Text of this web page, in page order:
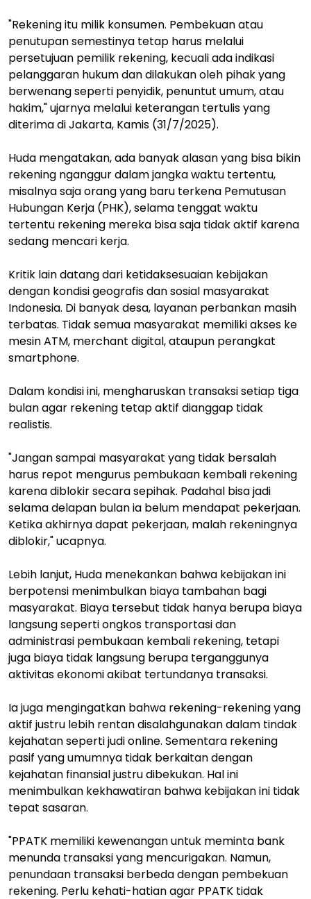
"Rekening itu milik konsumen. Pembekuan atau
penutupan semestinya tetap harus melalui
persetujuan pemilik rekening, kecuali ada indikasi
pelanggaran hukum dan dilakukan oleh pihak yang
berwenang seperti penyidik, penuntut umum, atau
hakim," ujarnya melalui keterangan tertulis yang
diterima di Jakarta, Kamis (31/7/2025).
Huda mengatakan, ada banyak alasan yang bisa bikin
rekening nganggur dalam jangka waktu tertentu,
misalnya saja orang yang baru terkena Pemutusan
Hubungan Kerja (PHK), selama tenggat waktu
tertentu rekening mereka bisa saja tidak aktif karena
sedang mencari kerja.
Kritik lain datang dari ketidaksesuaian kebijakan
dengan kondisi geografis dan sosial masyarakat
Indonesia. Di banyak desa, layanan perbankan masih
terbatas. Tidak semua masyarakat memiliki akses ke
mesin ATM, merchant digital, ataupun perangkat
smartphone.
Dalam kondisi ini, mengharuskan transaksi setiap tiga
bulan agar rekening tetap aktif dianggap tidak
realistis.
"Jangan sampai masyarakat yang tidak bersalah
harus repot mengurus pembukaan kembali rekening
karena diblokir secara sepihak. Padahal bisa jadi
selama delapan bulan ia belum mendapat pekerjaan.
Ketika akhirnya dapat pekerjaan, malah rekeningnya
diblokir," ucapnya.
Lebih lanjut, Huda menekankan bahwa kebijakan ini
berpotensi menimbulkan biaya tambahan bagi
masyarakat. Biaya tersebut tidak hanya berupa biaya
langsung seperti ongkos transportasi dan
administrasi pembukaan kembali rekening, tetapi
juga biaya tidak langsung berupa terganggunya
aktivitas ekonomi akibat tertundanya transaksi.
Ia juga mengingatkan bahwa rekening-rekening yang
aktif justru lebih rentan disalahgunakan dalam tindak
kejahatan seperti judi online. Sementara rekening
pasif yang umumnya tidak berkaitan dengan
kejahatan finansial justru dibekukan. Hal ini
menimbulkan kekhawatiran bahwa kebijakan ini tidak
tepat sasaran.
"PPATK memiliki kewenangan untuk meminta bank
menunda transaksi yang mencurigakan. Namun,
penundaan transaksi berbeda dengan pembekuan
rekening. Perlu kehati-hatian agar PPATK tidak